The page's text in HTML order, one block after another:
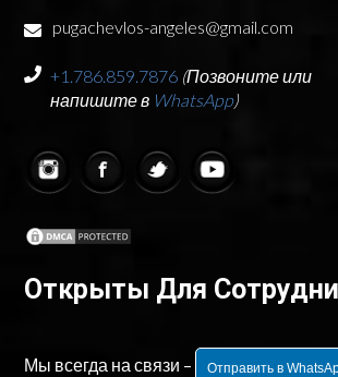
pugachevlos-angeles@gmail.com
+1.786.859.7876 (Позвоните или
напишите в WhatsApp)
Открыты Для
Мы всегда на связи – Отправить в